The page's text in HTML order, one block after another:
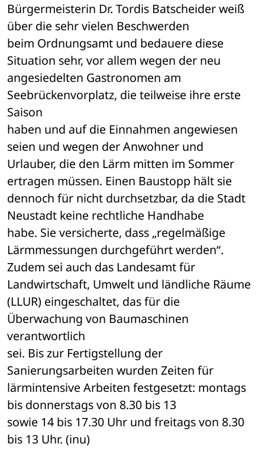
Bürgermeisterin Dr. Tordis Batscheider weiß
über die sehr vielen Beschwerden
beim Ordnungsamt und bedauere diese
Situation sehr, vor allem wegen der neu
angesiedelten Gastronomen am
Seebrückenvorplatz, die teilweise ihre erste
Saison
haben und auf die Einnahmen angewiesen
seien und wegen der Anwohner und
Urlauber, die den Lärm mitten im Sommer
ertragen müssen. Einen Baustopp hält sie
dennoch für nicht durchsetzbar, da die Stadt
Neustadt keine rechtliche Handhabe
habe. Sie versicherte, dass „regelmäßige
Lärmmessungen durchgeführt werden“.
Zudem sei auch das Landesamt für
Landwirtschaft, Umwelt und ländliche Räume
(LLUR) eingeschaltet, das für die
Überwachung von Baumaschinen
verantwortlich
sei. Bis zur Fertigstellung der
Sanierungsarbeiten wurden Zeiten für
lärmintensive Arbeiten festgesetzt: montags
bis donnerstags von 8.30 bis 13
sowie 14 bis 17.30 Uhr und freitags von 8.30
bis 13 Uhr. (inu)